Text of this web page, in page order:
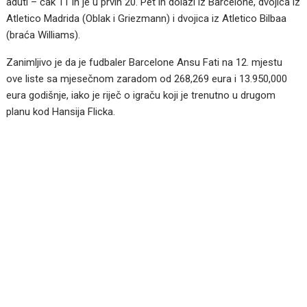
Atletico Madrida (Oblak i Griezmann) i dvojica iz Atletico Bilbaa
(braća Williams).
Zanimljivo je da je fudbaler Barcelone Ansu Fati na 12. mjestu
ove liste sa mjesečnom zaradom od 268,269 eura i 13.950,000
eura godišnje, iako je riječ o igraču koji je trenutno u drugom
planu kod Hansija Flicka.